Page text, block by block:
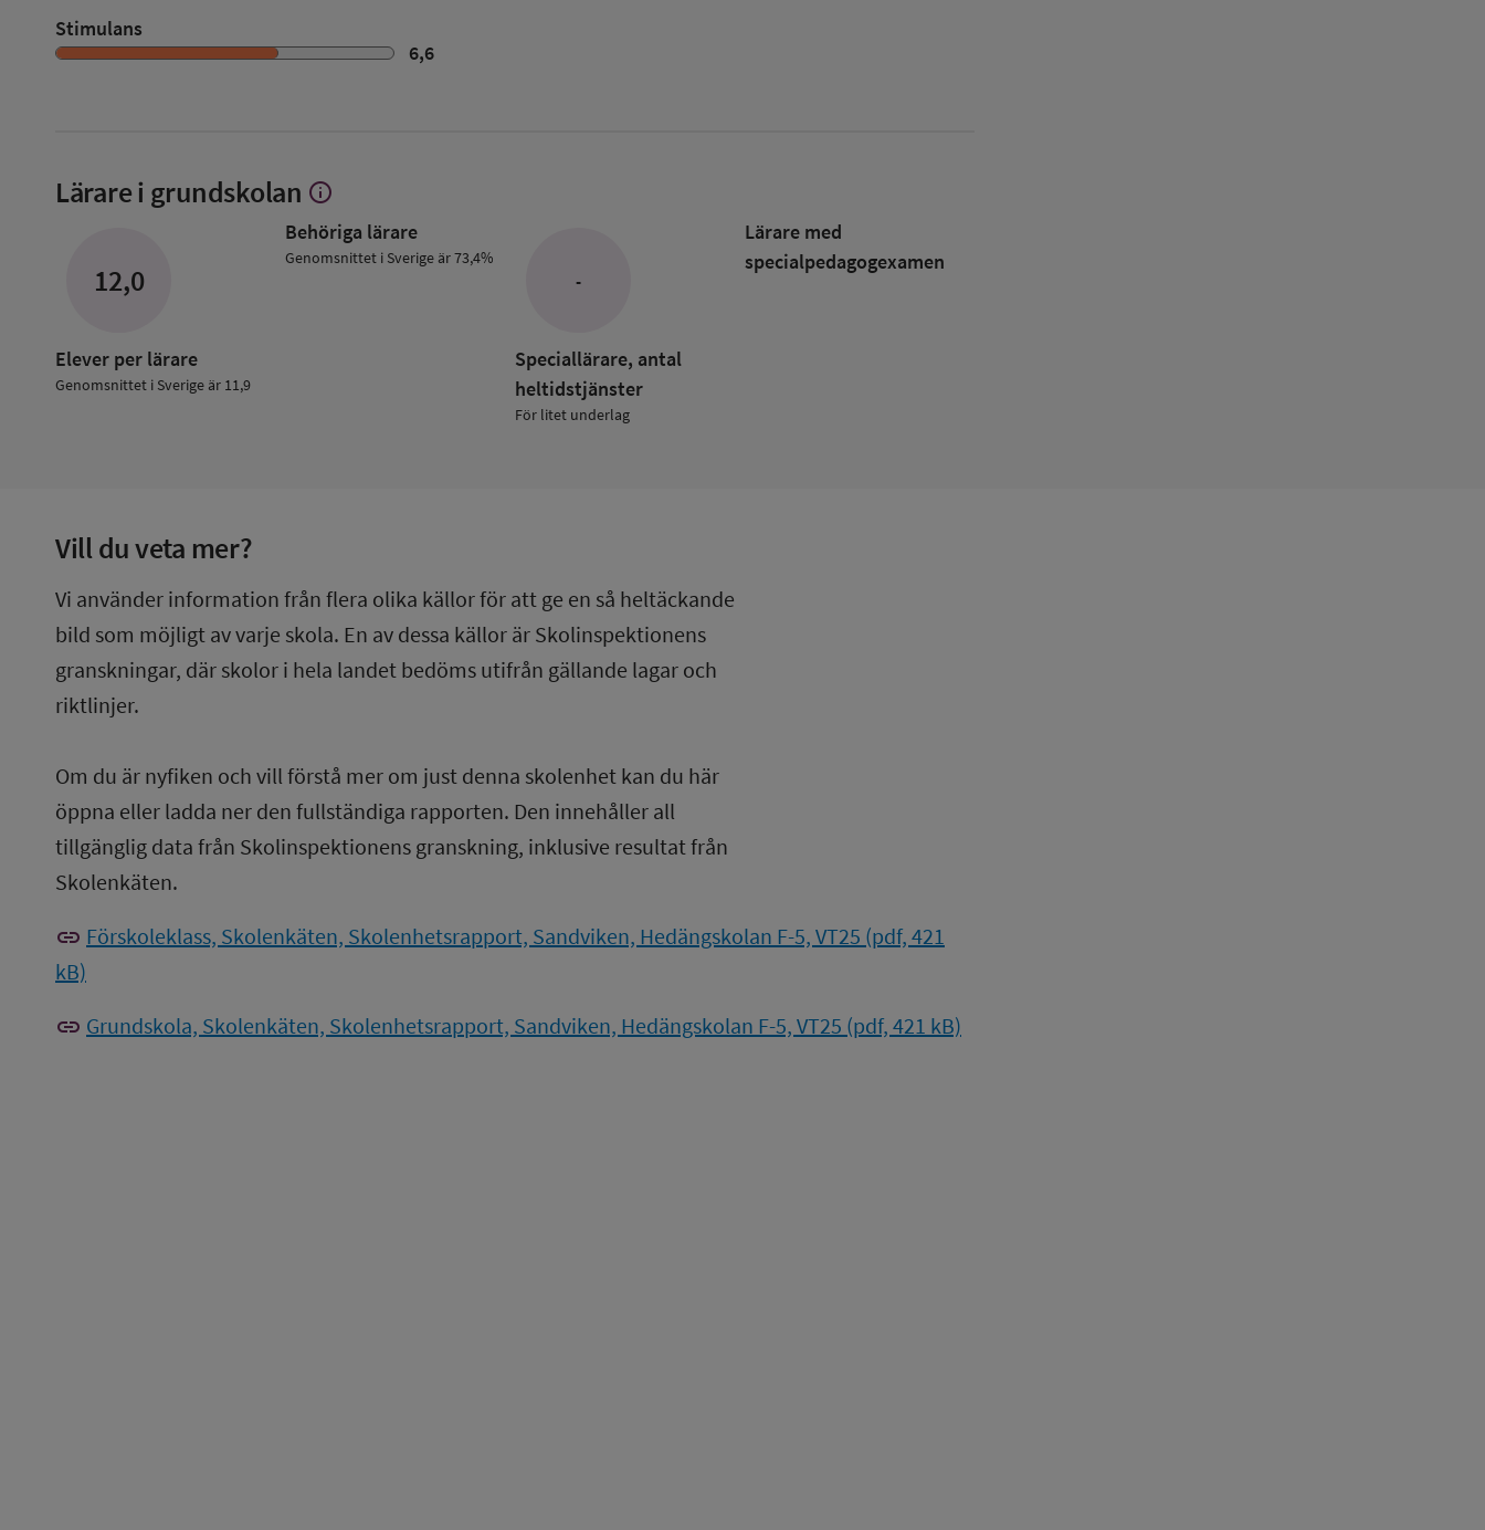
Stimulans
6,6
Lärare i grundskolan Visa
om
Lärare
info
12,0
Elever per lärare
Genomsnittet i Sverige är 11,9
Behöriga lärare
Genomsnittet i Sverige är 73,4%
-
Speciallärare, antal
heltidstjänster
För litet underlag
Lärare med
specialpedagog­examen
Vill du veta mer?
Vi använder information från flera olika källor för att ge en så heltäckande
bild som möjligt av varje skola. En av dessa källor är Skolinspektionens
granskningar, där skolor i hela landet bedöms utifrån gällande lagar och
riktlinjer.
Om du är nyfiken och vill förstå mer om just denna skolenhet kan du här
öppna eller ladda ner den fullständiga rapporten. Den innehåller all
tillgänglig data från Skolinspektionens granskning, inklusive resultat från
Skolenkäten.
link Förskoleklass, Skolenkäten, Skolenhetsrapport, Sandviken, Hedängskolan F-5, VT25 (pdf, 421
kB)
link Grundskola, Skolenkäten, Skolenhetsrapport, Sandviken, Hedängskolan F-5, VT25 (pdf, 421 kB)